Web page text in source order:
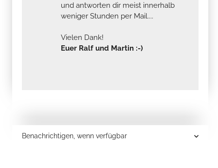
und antworten dir meist innerhalb
weniger Stunden per Mail....
Vielen Dank!
Euer Ralf und Martin :-)
Benachrichtigen, wenn verfügbar